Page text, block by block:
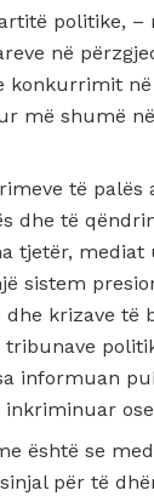
politike,
në
në
më shumë
të
dhe të
tjetër,
sistem
dhe krizave
informuan
është se
për të